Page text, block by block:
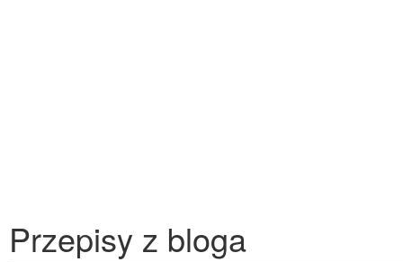
Przepisy z bloga